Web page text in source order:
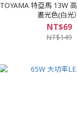
TOYAMA 特亞馬 13W
晝光色(白光）
NT$69
NT$149